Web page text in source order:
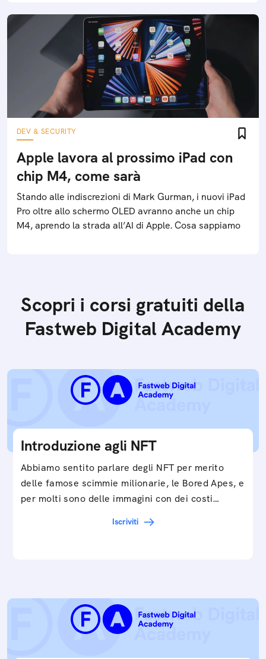
DEV & SECURITY
Apple lavora al prossimo iPad con
chip M4, come sarà
Stando alle indiscrezioni di Mark Gurman, i nuovi iPad
Pro oltre allo schermo OLED avranno anche un chip
M4, aprendo la strada all’AI di Apple. Cosa sappiamo
Scopri i corsi gratuiti della
Fastweb Digital Academy
Introduzione agli NFT
Abbiamo sentito parlare degli NFT per merito
delle famose scimmie milionarie, le Bored Apes, e
per molti sono delle immagini con dei costi…
Iscriviti